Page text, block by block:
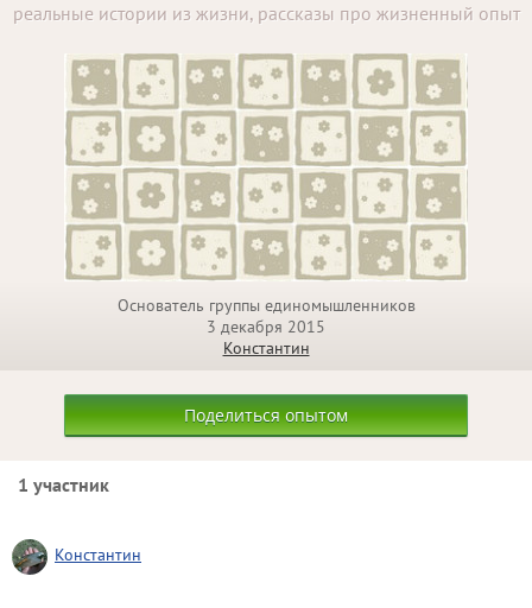
реальные истории из жизни, рассказы про жизненный опыт
Основатель группы единомышленников
3 декабря 2015
Константин
Поделиться опытом
1 участник
Константин